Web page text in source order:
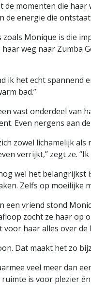
de momenten die
de energie die
zoals Monique is die
weg naar Zumba
ik het echt spannend
bad.”
vast onderdeel van
Even nergens aan
zowel lichamelijk
verrijkt,” zegt ze.
wel het belangrijkst
Zelfs op moeilijke
een vriend stond
zocht ze haar op
voor haar alles over
Dat maakt het zo
veel meer dan
is voor plezier